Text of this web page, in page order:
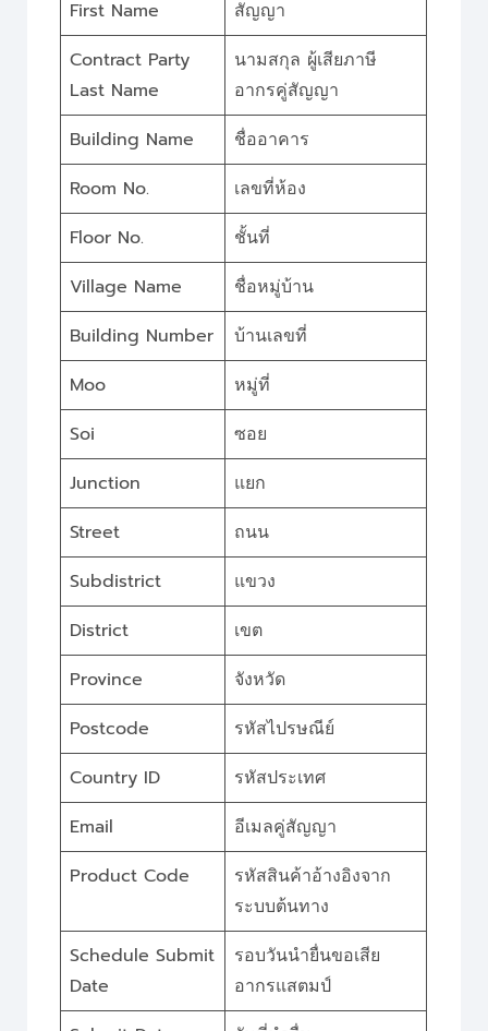
First Name
สัญญา
Contract Party
Last Name
นามสกุล ผู้เสียภาษี
อากรคู่สัญญา
Building Name
ชื่ออาคาร
Room No.
เลขที่ห้อง
Floor No.
ชั้นที่
Village Name
ชื่อหมู่บ้าน
Building Number
บ้านเลขที่
Moo
หมู่ที่
Soi
ซอย
Junction
แยก
Street
ถนน
Subdistrict
แขวง
District
เขต
Province
จังหวัด
Postcode
รหัสไปรษณีย์
Country ID
รหัสประเทศ
Email
อีเมลคู่สัญญา
Product Code
รหัสสินค้าอ้างอิงจาก
ระบบต้นทาง
Schedule Submit
Date
รอบวันนำยื่นขอเสีย
อากรแสตมป์